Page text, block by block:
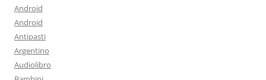
Android
Android
Antipasti
Argentino
Audiolibro